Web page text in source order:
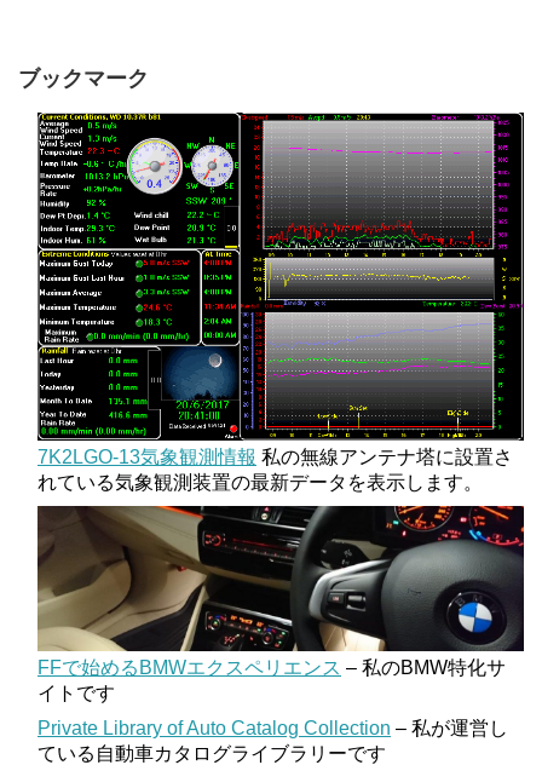
ブックマーク
7K2LGO-13気象観測情報 私の無線アンテナ塔に設置さ
れている気象観測装置の最新データを表示します。
FFで始めるBMWエクスペリエンス – 私のBMW特化サ
イトです
Private Library of Auto Catalog Collection – 私が運営し
ている自動車カタログライブラリーです